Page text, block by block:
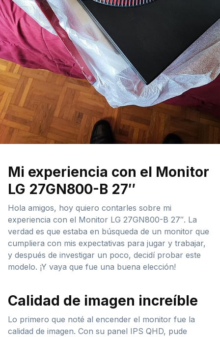
Mi experiencia con el Monitor
LG 27GN800-B 27″
Hola amigos, hoy quiero contarles sobre mi
experiencia con el Monitor LG 27GN800-B 27″. La
verdad es que estaba en búsqueda de un monitor que
cumpliera con mis expectativas para jugar y trabajar,
y después de investigar un poco, decidí probar este
modelo. ¡Y vaya que fue una buena elección!
Calidad de imagen increíble
Lo primero que noté al encender el monitor fue la
calidad de imagen. Con su panel IPS QHD, pude